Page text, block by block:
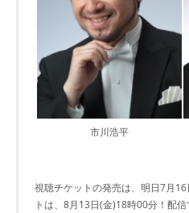
市川浩平
視聴チケットの発売は、明日7月
トは、8月13日(金)18時00分！配